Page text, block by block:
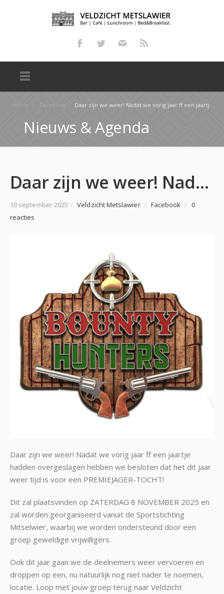
Home Facebook Daar zijn we weer! Nadat we vorig jaar ff een jaartje hadden overgeslagen hebben we besloten dat het…
Nieuws & Agenda
Daar zijn we weer! Nadat we vorig jaar ff een jaartje hadden overgeslagen hebben we besloten dat het…
10 september 2025 / Veldzicht Metslawier / Facebook / 0
reacties
Daar zijn we weer! Nadat we vorig jaar ff een jaartje
hadden overgeslagen hebben we besloten dat het dit jaar
weer tijd is voor een PREMIEJAGER-TOCHT!
Dit zal plaatsvinden op ZATERDAG 8 NOVEMBER 2025 en
zal worden georganiseerd vanuit de Sportstichting
Mitselwier, waarbij we worden ondersteund door een
groep geweldige vrijwilligers.
Ook dit jaar gaan we de deelnemers weer vervoeren en
droppen op een, nu natuurlijk nog niet nader te noemen,
locatie. Loop met jouw groep terug naar Veldzicht